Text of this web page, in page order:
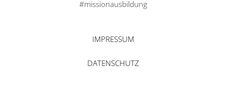
#missionausbildung
IMPRESSUM
DATENSCHUTZ